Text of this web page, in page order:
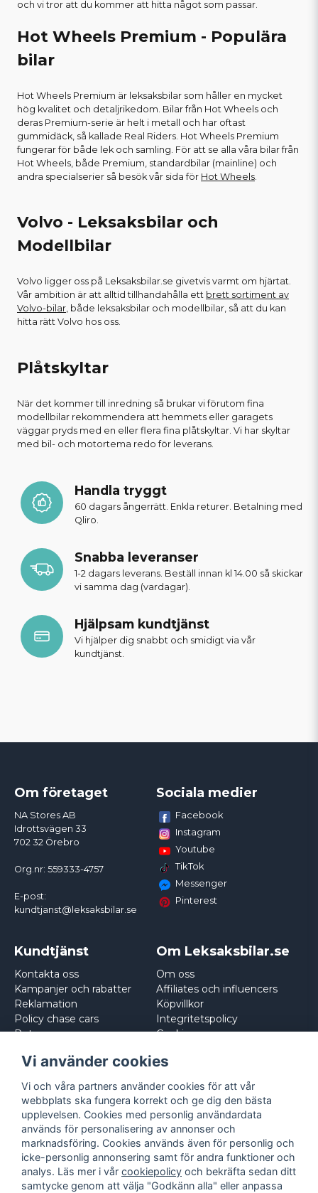
och vi tror att du kommer att hitta något som passar.
Hot Wheels Premium - Populära
bilar
Hot Wheels Premium är leksaksbilar som håller en mycket
hög kvalitet och detaljrikedom. Bilar från Hot Wheels och
deras Premium-serie är helt i metall och har oftast
gummidäck, så kallade Real Riders. Hot Wheels Premium
fungerar för både lek och samling. För att se alla våra bilar från
Hot Wheels, både Premium, standardbilar (mainline) och
andra specialserier så besök vår sida för Hot Wheels
Volvo - Leksaksbilar och
Modellbilar
Volvo ligger oss på Leksaksbilar.se givetvis varmt om hjärtat.
Vår ambition är att alltid tillhandahålla ett brett sortiment av
Volvo-bilar, både leksaksbilar och modellbilar, så att du kan
hitta rätt Volvo hos oss.
Plåtskyltar
När det kommer till inredning så brukar vi förutom fina
modellbilar rekommendera att hemmets eller garagets
väggar pryds med en eller flera fina plåtskyltar. Vi har skyltar
med bil- och motortema redo för leverans.
Handla tryggt
60 dagars ångerrätt. Enkla returer. Betalning med
Qliro.
Snabba leveranser
1-2 dagars leverans. Beställ innan kl 14.00 så skickar
vi samma dag (vardagar).
Hjälpsam kundtjänst
Vi hjälper dig snabbt och smidigt via vår
kundtjänst.
Om företaget
NA Stores AB
Idrottsvägen 33
702 32 Örebro
Org.nr: 559333-4757
E-post:
kundtjanst@leksaksbilar.se
Sociala medier
Facebook
Instagram
Youtube
TikTok
Messenger
Pinterest
Kundtjänst
Kontakta oss
Kampanjer och rabatter
Reklamation
Policy chase cars
Returnera
Om Leksaksbilar.se
Om oss
Affiliates och influencers
Köpvillkor
Integritetspolicy
Cookies
Vi använder cookies
Vi och våra partners använder cookies för att vår
webbplats ska fungera korrekt och ge dig den bästa
upplevelsen. Cookies med personlig användardata
används för personalisering av annonser och
marknadsföring. Cookies används även för personlig och
icke-personlig annonsering samt för andra funktioner och
analys. Läs mer i vår cookiepolicy och bekräfta sedan ditt
samtycke genom att välja "Godkänn alla" eller anpassa